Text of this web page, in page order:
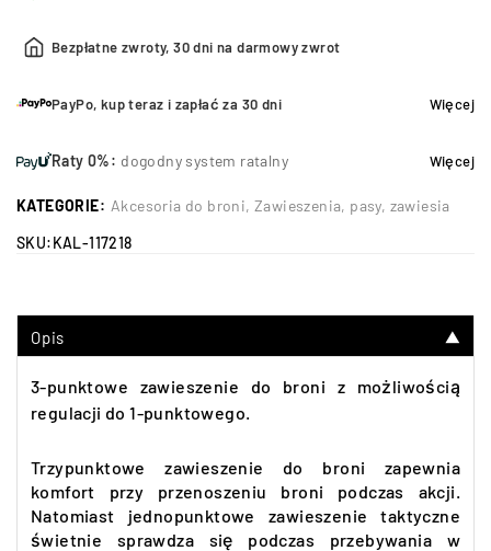
Bezpłatne zwroty, 30 dni na darmowy zwrot
PayPo, kup teraz i zapłać za 30 dni Więcej
Raty 0%: dogodny system ratalny Więcej
KATEGORIE: Akcesoria do broni,Zawieszenia, pasy, zawiesia
SKU:KAL-117218
Opis ▼
3-punktowe zawieszenie do broni z możliwością
regulacji do 1-punktowego.
Trzypunktowe zawieszenie do broni zapewnia
komfort przy przenoszeniu broni podczas akcji.
Natomiast jednopunktowe zawieszenie taktyczne
świetnie sprawdza się podczas przebywania w